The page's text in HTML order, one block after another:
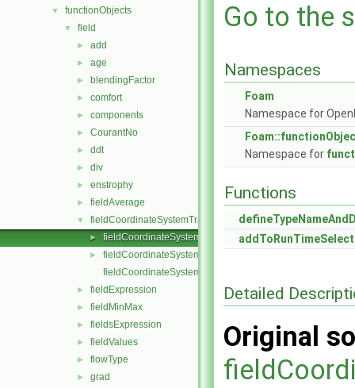
▼ functionObjects
▼ field
► add
► age
► blendingFactor
► comfort
► components
► CourantNo
► ddt
► div
► enstrophy
► fieldAverage
▼ fieldCoordinateSystemTransform
► fieldCoordinateSystemTransform.C
►
fieldCoordinateSystemTransform.H
fieldCoordinateSystemTransformTemplates.C
► fieldExpression
► fieldMinMax
► fieldsExpression
► fieldValues
► flowType
► grad
Go to the
Namespaces
Foam
Namespace for
Namespace for
Functions
Detailed
Original